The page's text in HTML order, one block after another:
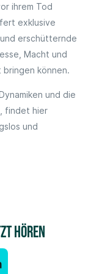
ihrem Tod
exklusive
erschütternde
Macht und
bringen können.
und die
findet hier
und
hören